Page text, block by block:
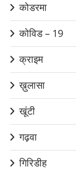
कोडरमा
कोविड – 19
क्राइम
ख़ुलासा
खूंटी
गढ़वा
गिरिडीह